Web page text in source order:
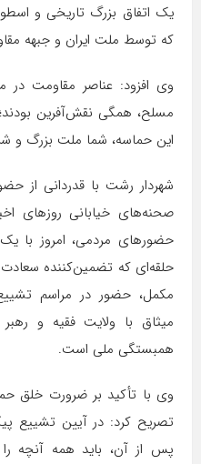
یک اتفاق بزرگ تاریخی و
که توسط ملت ایران و جبهه
‌وی افزود: عناصر مقاومت
مسلح، همگی نقش‌آفرین
این حماسه، شما ملت بزرگ و
‌شهردار رشت با قدردانی از
صحنه‌های خیابانی روزهای
حضورهای مردمی، امروز با
حلقه‌ای که تضمین‌کننده
مکمل، حضور در مراسم
میثاق با ولایت فقیه و
همبستگی ملی است.
‌وی با تأکید بر ضرورت خلق
تصریح کرد: در آیین تشییع
پس از آن، باید همه آنچه را